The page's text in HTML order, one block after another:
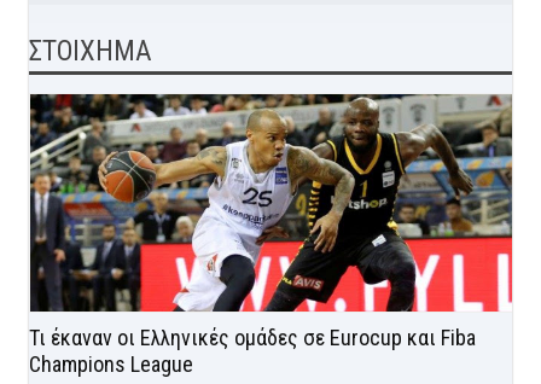
ΣΤΟΙΧΗΜΑ
Τι έκαναν οι Ελληνικές ομάδες σε Eurocup και Fiba
Champions League